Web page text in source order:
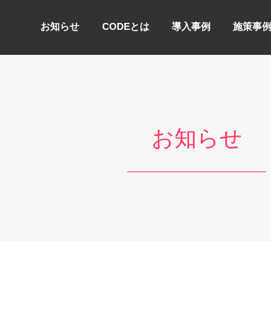
お知らせ CODEとは 導入事例 施策事例
お知らせ